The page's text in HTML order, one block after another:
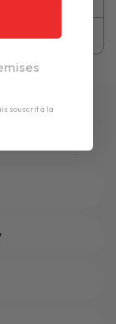
souscrit à la